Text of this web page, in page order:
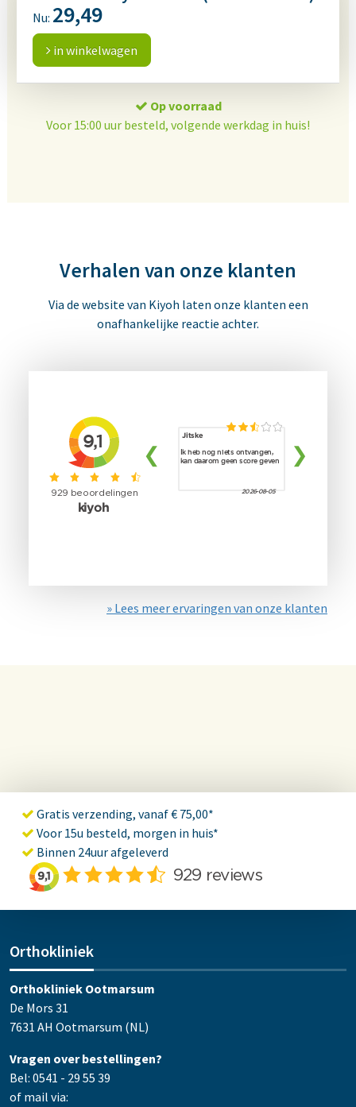
Nu: 29,49
in winkelwagen
Op voorraad
Voor 15:00 uur besteld, volgende werkdag in huis!
Verhalen van onze klanten
Via de website van Kiyoh laten onze klanten een
onafhankelijke reactie achter.
» Lees meer ervaringen van onze klanten
Gratis verzending, vanaf € 75,00*
Voor 15u besteld, morgen in huis*
Binnen 24uur afgeleverd
Orthokliniek
Orthokliniek Ootmarsum
De Mors 31
7631 AH Ootmarsum (NL)
Vragen over bestellingen?
Bel: 0541 - 29 55 39
of mail via: